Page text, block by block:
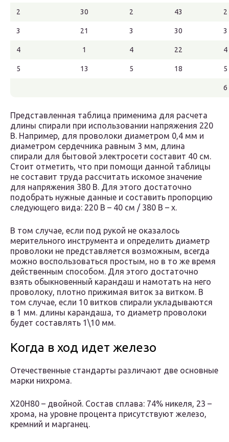
2 30 2 43 2
3 21 3 30 3
4 1 4 22 4
5 13 5 18 5
6
Представленная таблица применима для расчета
длины спирали при использовании напряжения 220
В. Например, для проволоки диаметром 0,4 мм и
диаметром сердечника равным 3 мм, длина
спирали для бытовой электросети составит 40 см.
Стоит отметить, что при помощи данной таблицы
не составит труда рассчитать искомое значение
для напряжения 380 В. Для этого достаточно
подобрать нужные данные и составить пропорцию
следующего вида: 220 В – 40 см / 380 В – х.
В том случае, если под рукой не оказалось
мерительного инструмента и определить диаметр
проволоки не представляется возможным, всегда
можно воспользоваться простым, но в то же время
действенным способом. Для этого достаточно
взять обыкновенный карандаш и намотать на него
проволоку, плотно прижимая виток за витком. В
том случае, если 10 витков спирали укладываются
в 1 мм. длины карандаша, то диаметр проволоки
будет составлять 1\10 мм.
Когда в ход идет железо
Отечественные стандарты различают две основные
марки нихрома.
Х20Н80 – двойной. Состав сплава: 74% никеля, 23 –
хрома, на уровне процента присутствуют железо,
кремний и марганец.